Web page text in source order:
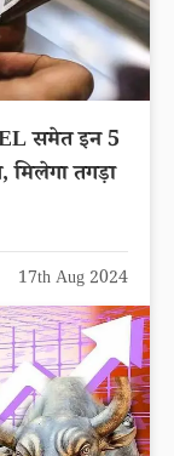
समेत इन 5
मिलेगा तगड़ा
17th Aug 2024